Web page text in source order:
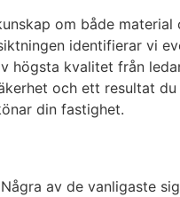
om både
identifierar vi
kvalitet från
och ett resultat
din fastighet.
av de vanligaste